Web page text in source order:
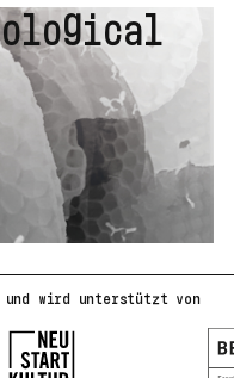
und wird unterstützt von